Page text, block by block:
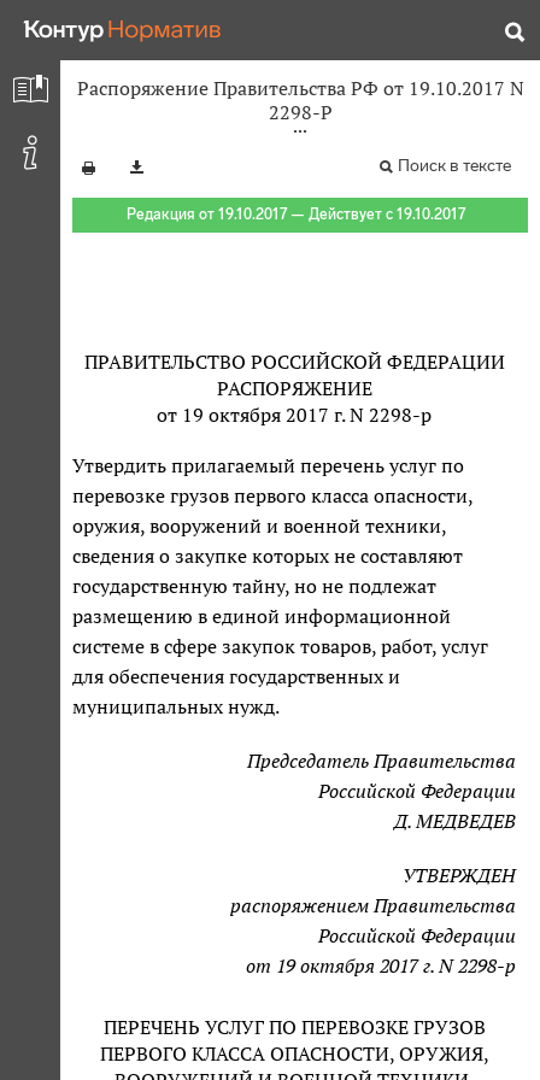
Распоряжение Правительства РФ от 19.10.2017 N
2298-Р
Поиск в тексте
Редакция от 19.10.2017 — Действует с 19.10.2017
ПРАВИТЕЛЬСТВО РОССИЙСКОЙ ФЕДЕРАЦИИ
РАСПОРЯЖЕНИЕ
от 19 октября 2017 г. N 2298-р
Утвердить прилагаемый перечень услуг по
перевозке грузов первого класса опасности,
оружия, вооружений и военной техники,
сведения о закупке которых не составляют
государственную тайну, но не подлежат
размещению в единой информационной
системе в сфере закупок товаров, работ, услуг
для обеспечения государственных и
муниципальных нужд.
Председатель Правительства
Российской Федерации
Д. МЕДВЕДЕВ
УТВЕРЖДЕН
распоряжением Правительства
Российской Федерации
от 19 октября 2017 г. N 2298-р
ПЕРЕЧЕНЬ УСЛУГ ПО ПЕРЕВОЗКЕ ГРУЗОВ
ПЕРВОГО КЛАССА ОПАСНОСТИ, ОРУЖИЯ,